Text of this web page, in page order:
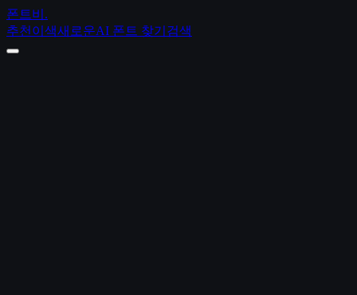
폰트비 .
추천 이색새로운AI 폰트 찾기 검색